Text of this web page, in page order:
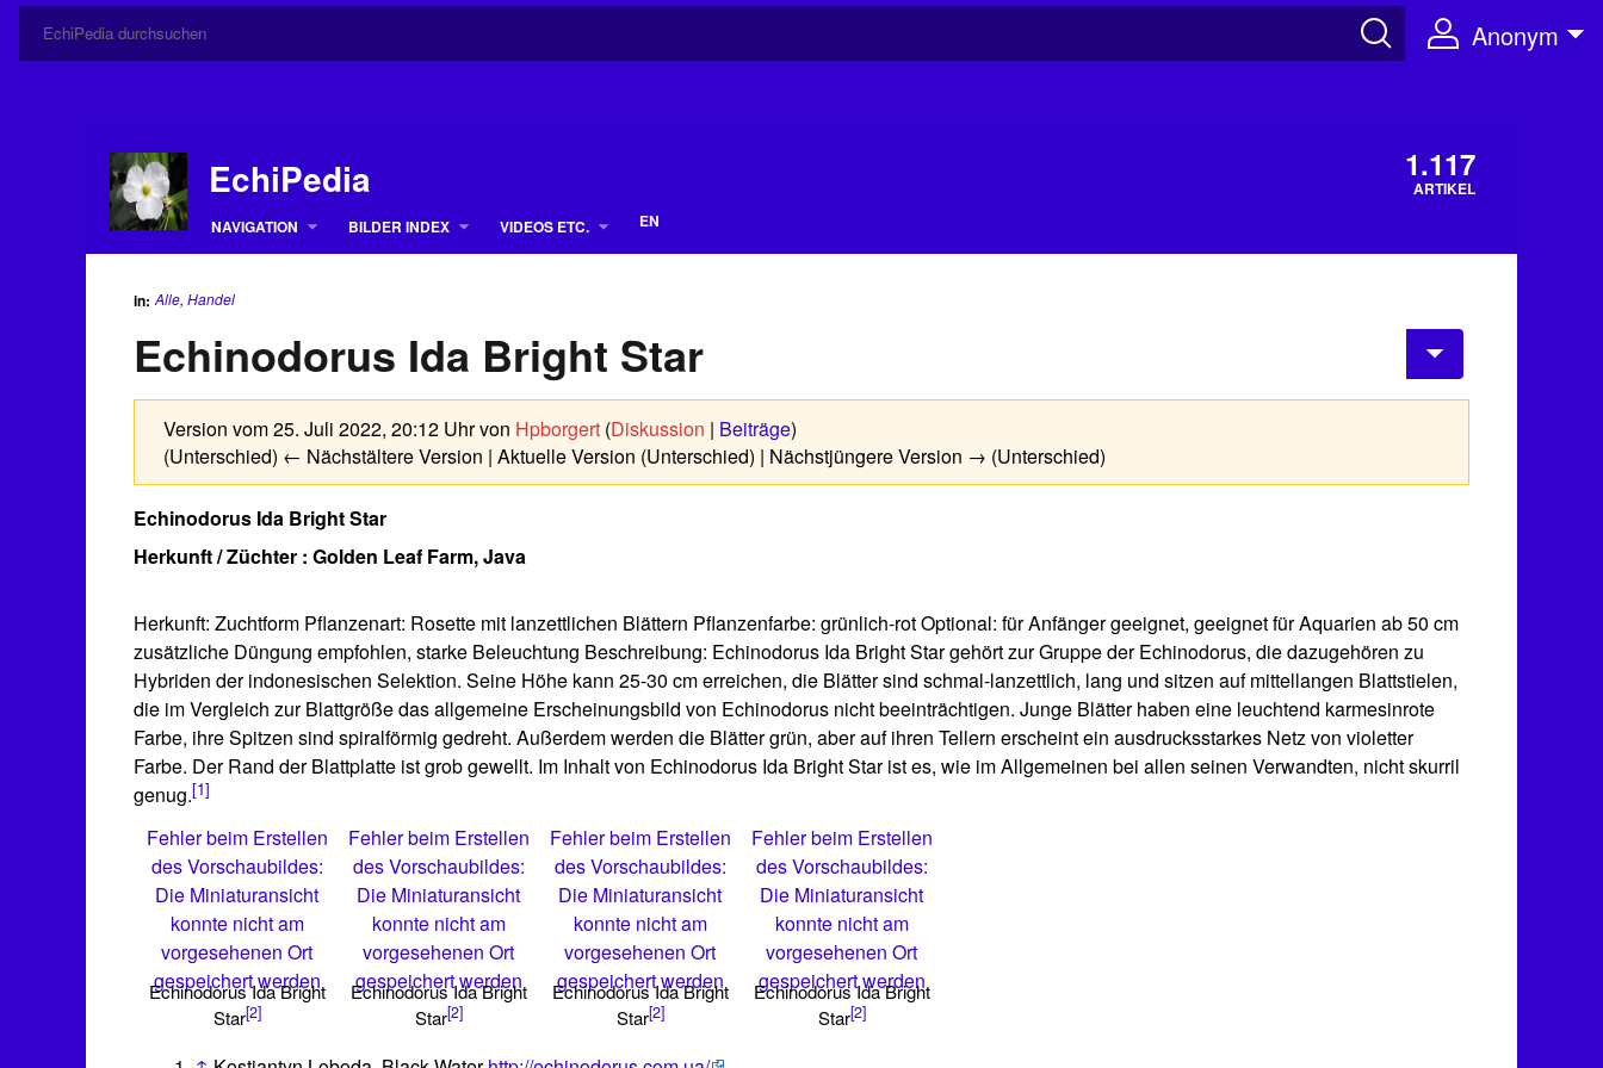
Anonym
EchiPedia 1.117
ARTIKEL
NAVIGATION
BILDER INDEX VIDEOS ETC. EN
in: Alle, Handel
Echinodorus Ida Bright Star
Version vom 25. Juli 2022, 20:12 Uhr von Hpborgert (Diskussion | Beiträge)
(Unterschied) ← Nächstältere Version | Aktuelle Version (Unterschied) | Nächstjüngere Version → (Unterschied)
Echinodorus Ida Bright Star
Herkunft / Züchter : Golden Leaf Farm, Java
Herkunft: Zuchtform Pflanzenart: Rosette mit lanzettlichen Blättern Pflanzenfarbe: grünlich-rot Optional: für Anfänger geeignet, geeignet für Aquarien ab 50 cm
zusätzliche Düngung empfohlen, starke Beleuchtung Beschreibung: Echinodorus Ida Bright Star gehört zur Gruppe der Echinodorus, die dazugehören zu
Hybriden der indonesischen Selektion. Seine Höhe kann 25-30 cm erreichen, die Blätter sind schmal-lanzettlich, lang und sitzen auf mittellangen Blattstielen,
die im Vergleich zur Blattgröße das allgemeine Erscheinungsbild von Echinodorus nicht beeinträchtigen. Junge Blätter haben eine leuchtend karmesinrote
Farbe, ihre Spitzen sind spiralförmig gedreht. Außerdem werden die Blätter grün, aber auf ihren Tellern erscheint ein ausdrucksstarkes Netz von violetter
Farbe. Der Rand der Blattplatte ist grob gewellt. Im Inhalt von Echinodorus Ida Bright Star ist es, wie im Allgemeinen bei allen seinen Verwandten, nicht skurril
genug.[1]
Fehler beim Erstellen
des Vorschaubildes:
Die Miniaturansicht
konnte nicht am
vorgesehenen Ort
gespeichert werden
Echinodorus Ida Bright
Star[2]
Fehler beim Erstellen
des Vorschaubildes:
Die Miniaturansicht
konnte nicht am
vorgesehenen Ort
gespeichert werden
Echinodorus Ida Bright
Star[2]
Fehler beim Erstellen
des Vorschaubildes:
Die Miniaturansicht
konnte nicht am
vorgesehenen Ort
gespeichert werden
Echinodorus Ida Bright
Star[2]
Fehler beim Erstellen
des Vorschaubildes:
Die Miniaturansicht
konnte nicht am
vorgesehenen Ort
gespeichert werden
Echinodorus Ida Bright
Star[2]